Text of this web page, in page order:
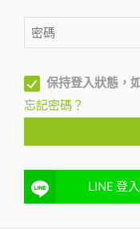
保持登入狀態，
忘記密碼？
LINE 登入